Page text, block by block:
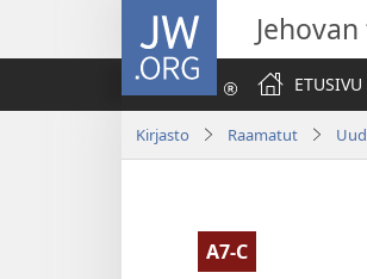
JW.ORG
ETUSIVU
Kirjasto Raamatut
A7-C